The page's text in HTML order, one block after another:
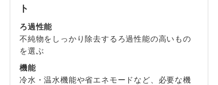
ト
ろ過性能
不純物をしっかり除去するろ過性能の高いもの
を選ぶ
機能
冷水・温水機能や省エネモードなど、必要な機